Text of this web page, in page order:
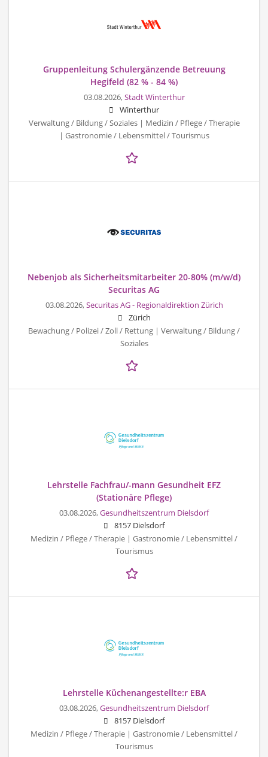
Gruppenleitung Schulergänzende Betreuung
Hegifeld (82 % - 84 %)
03.08.2026,Stadt Winterthur
Winterthur
Verwaltung / Bildung / Soziales | Medizin / Pflege / Therapie
| Gastronomie / Lebensmittel / Tourismus
Nebenjob als Sicherheitsmitarbeiter 20-80% (m/w/d)
Securitas AG
03.08.2026,Securitas AG - Regionaldirektion Zürich
Zürich
Bewachung / Polizei / Zoll / Rettung | Verwaltung / Bildung /
Soziales
Lehrstelle Fachfrau/-mann Gesundheit EFZ
(Stationäre Pflege)
03.08.2026,Gesundheitszentrum Dielsdorf
8157 Dielsdorf
Medizin / Pflege / Therapie | Gastronomie / Lebensmittel /
Tourismus
Lehrstelle Küchenangestellte:r EBA
03.08.2026,Gesundheitszentrum Dielsdorf
8157 Dielsdorf
Medizin / Pflege / Therapie | Gastronomie / Lebensmittel /
Tourismus